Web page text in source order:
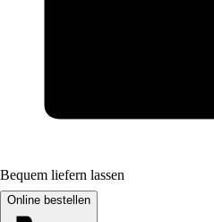
Bequem liefern lassen
Online bestellen